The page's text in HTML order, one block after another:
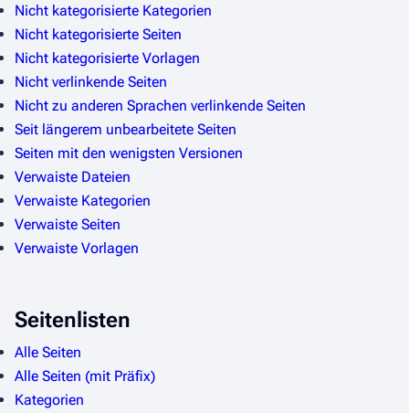
c
h
s
u
c
h
e
n
Nicht kategorisierte Kategorien
Nicht kategorisierte Seiten
Nicht kategorisierte Vorlagen
Nicht verlinkende Seiten
Nicht zu anderen Sprachen verlinkende Seiten
Seit längerem unbearbeitete Seiten
Seiten mit den wenigsten Versionen
Verwaiste Dateien
Verwaiste Kategorien
Verwaiste Seiten
Verwaiste Vorlagen
Seitenlisten
Alle Seiten
Alle Seiten (mit Präfix)
Kategorien